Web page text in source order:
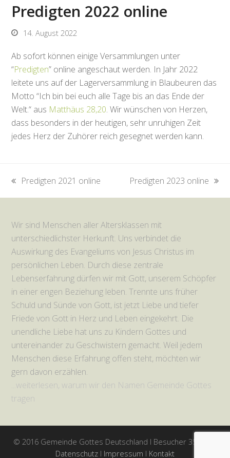
Predigten 2022 online
14. August 2022
Ab sofort können einige Versammlungen unter
“Predigten” online angeschaut werden. In Jahr 2022
leitete uns auf der Lagerversammlung in Blaubeuren das
Motto “Ich bin bei euch alle Tage bis an das Ende der
Welt.“ aus Matthäus 28,20. Wir wünschen von Herzen,
dass besonders in der heutigen, sehr unruhigen Zeit
jedes Herz der Zuhörer reich gesegnet werden kann.
vorheriger
Beitrag:
Predigten 2021 online
Nächster
Beitrag:
Predigten 2023 online
Wir sind Menschen aller Altersklassen mit
unterschiedlichster Herkunft. Uns verbindet die
Auswirkung des Evangeliums von Jesus Christus im
persönlichen Leben. Durch diese zentrale
Lebenserfahrung dürfen wir mit Gott, unserem Schöpfer
in einer engen Beziehung leben. Trennte uns früher
Schuld und Sünde von Gott, ist jetzt Liebe und tiefer
Friede von Gott in Herz und Leben eingekehrt. Die
unendliche Liebe hat uns zu Kindern Gottes und
untereinander zu Geschwistern gemacht. Weil jedem
Menschen diese Erfahrung offen steht, möchten wir
gern davon erzählen.
...weiterlesen, warum wir den Namen Gemeinde Gottes
tragen
© 2016 Gemeinde Gottes Deutschland I Besucher 355530 I
Datenschutz I Impressum I Kontakt